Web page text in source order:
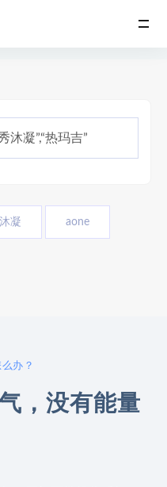
凝 aone
办？
，没有能量